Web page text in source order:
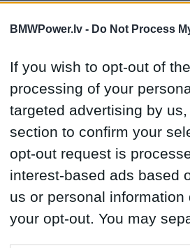
BMWPower.lv - Do Not Process
If you wish to opt-out of
processing of your
targeted advertising by
section to confirm your
opt-out request is
interest-based ads based
us or personal
your opt-out. You may